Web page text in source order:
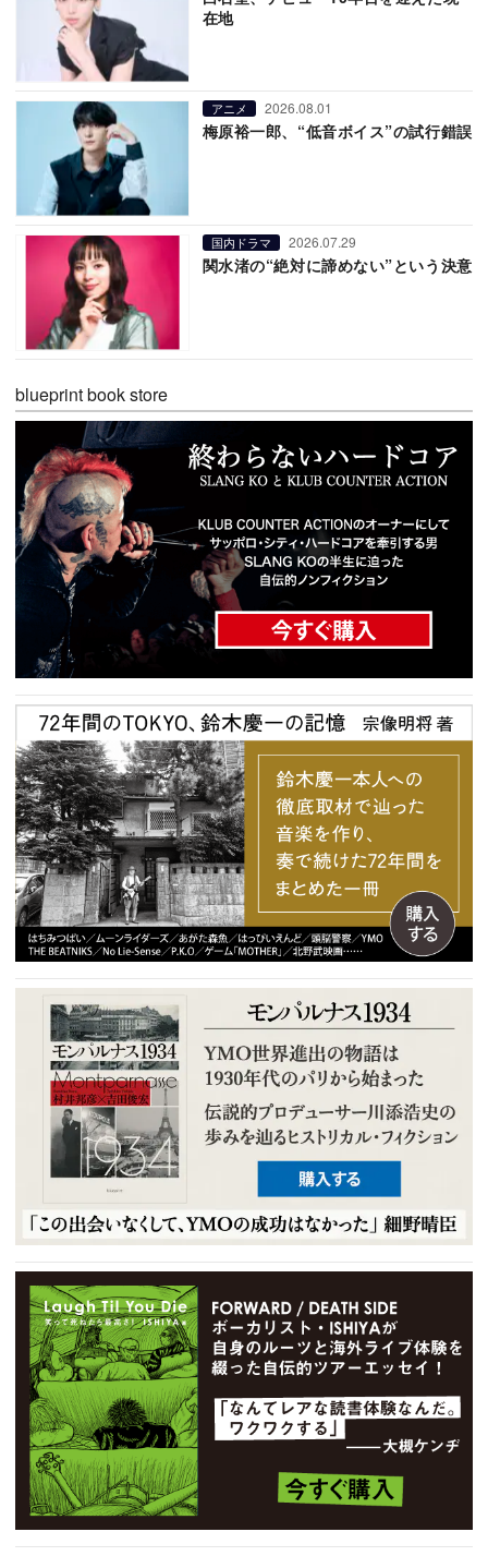
在地
アニメ 2026.08.01
梅原裕一郎、“低音ボイス”の試行錯誤
国内ドラマ 2026.07.29
関水渚の“絶対に諦めない”という決意
blueprint book store